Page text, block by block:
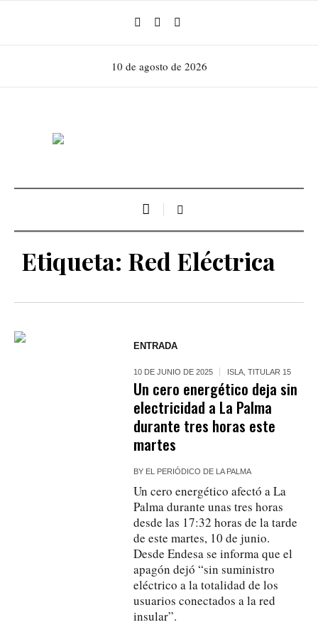
10 de agosto de 2026
Etiqueta: Red Eléctrica
ENTRADA
10 DE JUNIO DE 2025 ISLA ,TITULAR 15
Un cero energético deja sin
electricidad a La Palma
durante tres horas este
martes
BY EL PERIÓDICO DE LA PALMA
Un cero energético afectó a La
Palma durante unas tres horas
desde las 17:32 horas de la tarde
de este martes, 10 de junio.
Desde Endesa se informa que el
apagón dejó “sin suministro
eléctrico a la totalidad de los
usuarios conectados a la red
insular”.